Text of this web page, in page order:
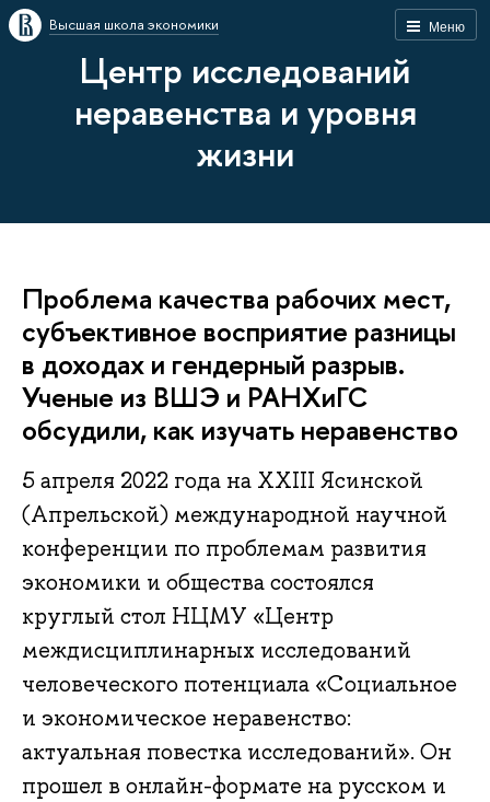
Меню
Высшая школа экономики
Центр исследований
неравенства и уровня
жизни
Проблема качества рабочих мест,
субъективное восприятие разницы
в доходах и гендерный разрыв.
Ученые из ВШЭ и РАНХиГС
обсудили, как изучать неравенство
5 апреля 2022 года на XXIII Ясинской
(Апрельской) международной научной
конференции по проблемам развития
экономики и общества состоялся
круглый стол НЦМУ «Центр
междисциплинарных исследований
человеческого потенциала «Социальное
и экономическое неравенство:
актуальная повестка исследований». Он
прошел в онлайн-формате на русском и